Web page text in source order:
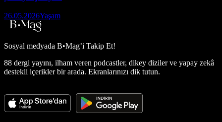
26.05.2026Yaşam
Sosyal medyada B•Mag’i Takip Et!
88 dergi yayını, ilham veren podcastler, dikey diziler ve yapay zekâ
destekli içerikler bir arada. Ekranlarınızı dik tutun.